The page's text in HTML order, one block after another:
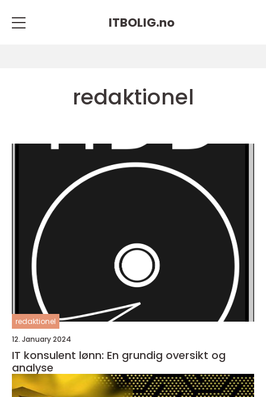
ITBOLIG.no
redaktionel
redaktionel
12. January 2024
IT konsulent lønn: En grundig oversikt og
analyse